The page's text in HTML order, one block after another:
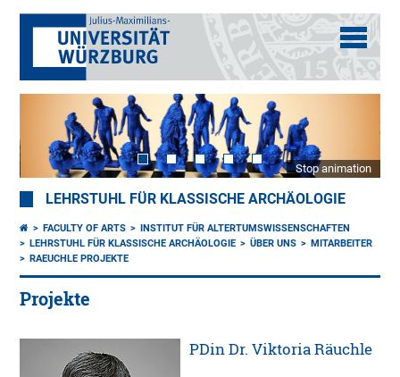
Stop animation
LEHRSTUHL FÜR KLASSISCHE ARCHÄOLOGIE
FACULTY OF ARTS
INSTITUT FÜR ALTERTUMSWISSENSCHAFTEN
LEHRSTUHL FÜR KLASSISCHE ARCHÄOLOGIE
ÜBER UNS
MITARBEITER
RAEUCHLE PROJEKTE
Projekte
PDin Dr. Viktoria Räuchle